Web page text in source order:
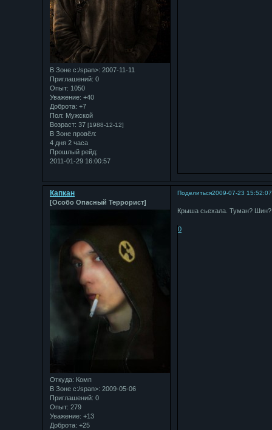
В Зоне с:/span>: 2007-11-11
Приглашений: 0
Опыт: 1050
Уважение: +40
Доброта: +7
Пол: Мужской
Возраст: 37 [1988-12-12]
В Зоне провёл:
4 дня 2 часа
Прошлый рейд:
2011-01-29 16:00:57
Поделиться2009-07-23 15:52:07
Капкан
[Особо Опасный Террорист]
Откуда: Комп
В Зоне с:/span>: 2009-05-06
Приглашений: 0
Опыт: 279
Уважение: +13
Доброта: +25
Крыша сьехала. Туман?
0